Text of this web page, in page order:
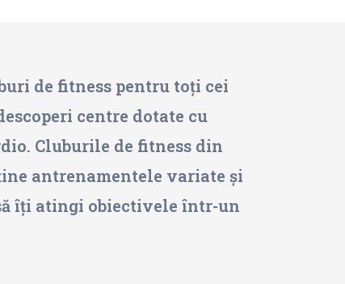
de fitness pentru toți cei
centre dotate cu
Cluburile de fitness din
antrenamentele variate și
îți atingi obiectivele într-un